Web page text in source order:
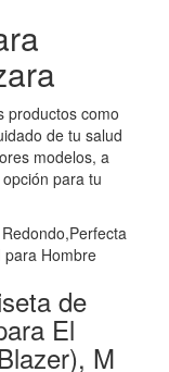
productos como
de tu salud
modelos, a
para tu
de
El
M